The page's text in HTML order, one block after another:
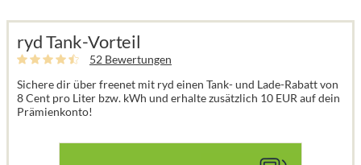
ryd Tank-Vorteil
52 Bewertungen
Sichere dir über freenet mit ryd einen Tank- und Lade-Rabatt von
8 Cent pro Liter bzw. kWh und erhalte zusätzlich 10 EUR auf dein
Prämienkonto!